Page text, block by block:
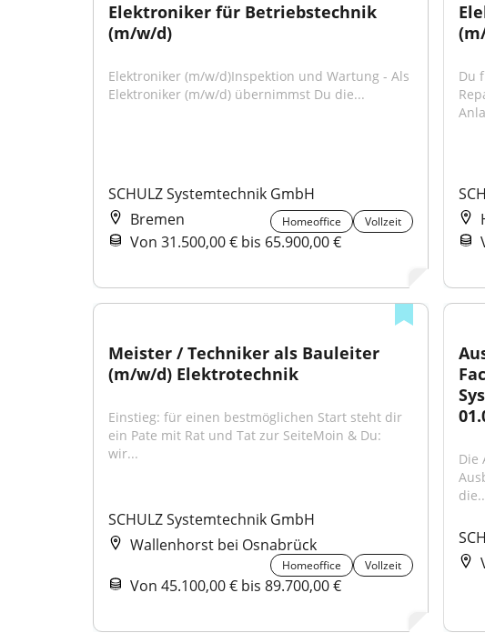
Elektroniker für Betriebstechnik
(m/w/d)
Elektroniker (m/w/d)Inspektion und Wartung - Als
Elektroniker (m/w/d) übernimmst Du die...
SCHULZ Systemtechnik GmbH
Bremen
Homeoffice Vollzeit
Von 31.500,00 € bis 65.900,00 €
Du
Meister / Techniker als Bauleiter
(m/w/d) Elektrotechnik
Einstieg: für einen bestmöglichen Start steht dir
ein Pate mit Rat und Tat zur SeiteMoin & Du:
wir...
SCHULZ Systemtechnik GmbH
Wallenhorst bei Osnabrück
Homeoffice Vollzeit
Von 45.100,00 € bis 89.700,00 €
Die